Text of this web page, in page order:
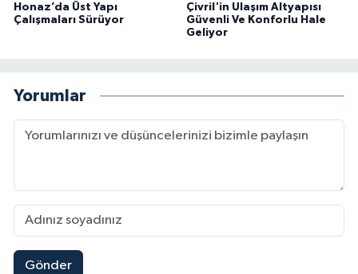
Honaz’da Üst Yapı
Çalışmaları Sürüyor
Çivril'in Ulaşım Altyapısı
Güvenli Ve Konforlu Hale
Geliyor
Yorumlar
Gönder